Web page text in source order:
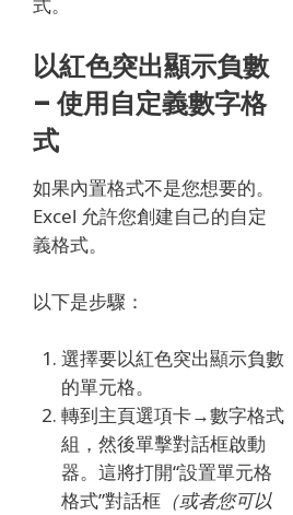
以紅色突出顯示負數
– 使用自定義數字格
式
如果內置格式不是您想要的。
Excel 允許您創建自己的自定
義格式。
以下是步驟：
選擇要以紅色突出顯示負數
的單元格。
轉到主頁選項卡→數字格式
組，然後單擊對話框啟動
器。 這將打開“設置單元格
格式”對話框 （或者您可以